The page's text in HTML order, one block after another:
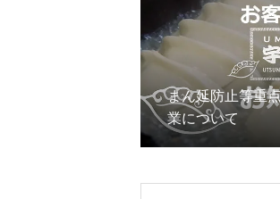
まん延防止等重
業について